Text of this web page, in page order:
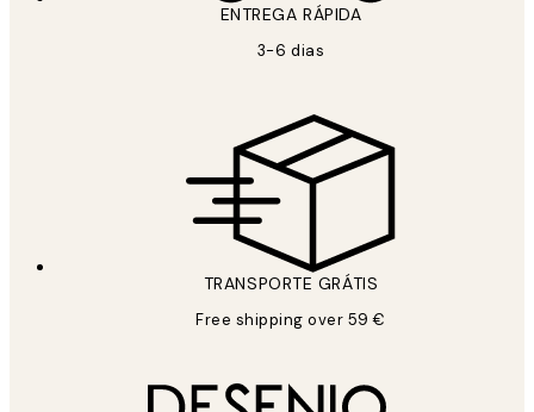
ENTREGA RÁPIDA
3-6 dias
TRANSPORTE GRÁTIS
Free shipping over 59 €